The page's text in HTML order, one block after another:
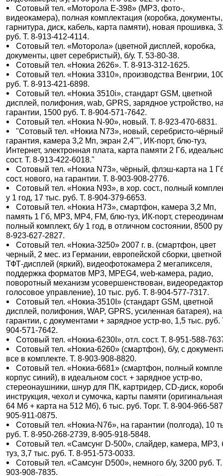
Сотовый тел. «Моторола Е-398» (МР3, фото-,
видеокамера), полная комплектация (коробка, документы,
гарнитура, диск, кабель, карта памяти), новая прошивка,
руб. Т. 8-913-412-4114.
Сотовый тел. «Моторола» (цветной дисплей, коробка,
документы, цвет серебристый), б/у. Т. 53-80-38.
Сотовый тел. «Нокиа 2626». Т. 8-913-312-1625.
Сотовый тел. «Нокиа 3310», производства Венгрии,
руб. Т. 8-913-421-6898.
Сотовый тел. «Нокиа 3510i», стандарт GSM, цветной
дисплей, полифония, wab, GPRS, зарядное устройство,
гарантии, 1500 руб. Т. 8-904-571-7642.
Сотовый тел. «Нокиа N-90», новый. Т. 8-923-470-6831.
"Сотовый тел. «Нокиа N73», новый, серебристо-
гарантия, камера 3,2 Мп, экран 2,4"", ИК-порт, блю-туз,
Интернет, электронная плата, карта памяти 2 Гб,
сост. Т. 8-913-422-6018."
Сотовый тел. «Нокиа N73», чёрный, флэш-карта на 1
сост. нового, на гарантии. Т. 8-903-908-2776.
Сотовый тел. «Нокиа N93», в хор. сост., полный
у 1 год, 17 тыс. руб. Т. 8-904-379-6653.
Сотовый тел. «Нокиа Н73», смартфон, камера 3,2 Мп,
память 1 Гб, МР3, МР4, FM, блю-туз, ИК-порт,
полный комплект, б/у 1 год, в отличном состоянии, 8500
8-923-627-2827.
Сотовый тел. «Нокиа-3250» 2007 г. в. (смартфон, цвет
черный, 2 мес. из Германии, европейской сборки, цветной
ТФТ-дисплей (яркий), видеофотокамера 2 мегапикселя,
поддержка форматов MP3, MPEG4, web-камера, радио,
поворотный механизм усовершенствован,
голосовое управление), 10 тыс. руб. Т. 8-904-577-7317.
Сотовый тел. «Нокиа-3510I» (стандарт GSM, цветной
дисплей, полифония, WAP, GPRS, усиленная батарея), на
гарантии, с документами + зарядное устр-во, 1,5 тыс. руб.
904-571-7642.
Сотовый тел. «Нокиа-6230I», отл. сост. Т. 8-951-588-
Сотовый тел. «Нокиа-6260» (смартфон), б/у, с
все в комплекте. Т. 8-903-908-8820.
Сотовый тел. «Нокиа-6681» (смартфон, полный
корпус синий), в идеальном сост. + зарядное устр-во,
стереонаушники, шнур для ПК, картридер, CD-диск,
инструкция, чехол и сумочка, карты памяти
64 Мб + карта на 512 Мб), 6 тыс. руб. Торг. Т. 8-904-966-
905-911-0875.
Сотовый тел. «Нокиа-N76», на гарантии (полгода), 10
руб. Т. 8-950-268-2739, 8-905-918-5848.
Сотовый тел. «Самсунг D-500», слайдер, камера, МР3,
туз, 3,7 тыс. руб. Т. 8-951-573-0033.
Сотовый тел. «Самсунг D500», немного б/у, 3200 руб.
903-908-7835.